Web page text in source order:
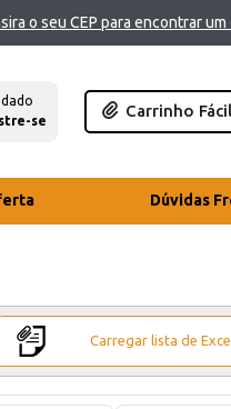
o seu CEP para encontrar
se
Carrinho Fácil
Dúvidas
Carregar lista de